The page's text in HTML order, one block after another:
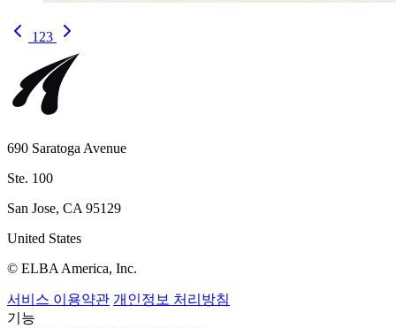
1 23
690 Saratoga Avenue
Ste. 100
San Jose, CA 95129
United States
© ELBA America, Inc.
서비스 이용약관 개인정보 처리방침
기능